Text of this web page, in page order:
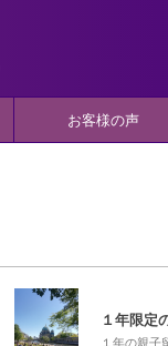
お客様の声
１年限定
１年の親子